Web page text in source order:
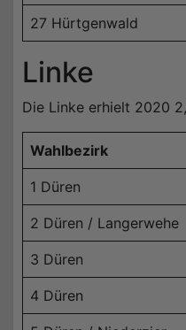
27 Hürtgenwald
Linke
Die Linke erhielt 2020
Wahlbezirk
1 Düren
2 Düren / Langerwehe
3 Düren
4 Düren